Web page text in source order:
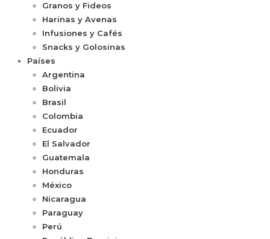
Granos y Fideos
Harinas y Avenas
Infusiones y Cafés
Snacks y Golosinas
Países
Argentina
Bolivia
Brasil
Colombia
Ecuador
El Salvador
Guatemala
Honduras
México
Nicaragua
Paraguay
Perú